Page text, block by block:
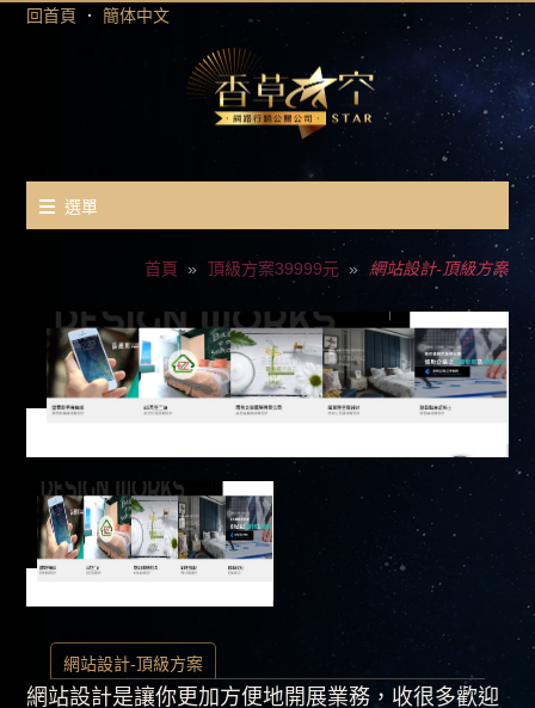
回首頁 ．簡体中文
選單
首頁 頂級方案39999元 網站設計-頂級方案
網站設計-頂級方案
網站設計是讓你更加方便地開展業務，收很多歡迎